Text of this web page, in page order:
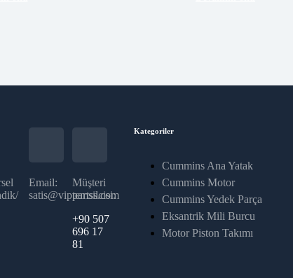
Email:
satis@vippartss.com
Müşteri
temsilcisi:
+90 507
696 17
81
Kategoriler
Cummins Ana Yatak
Cummins Motor
Cummins Yedek Parça
Eksantrik Mili Burcu
Motor Piston Takımı